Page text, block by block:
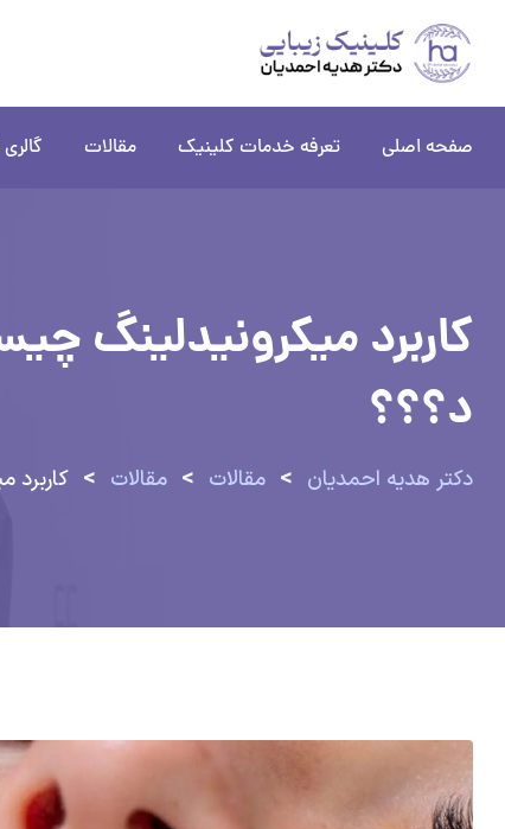
صفحه اصلی تعرفه خدمات کلینیک مقالات
کاربرد میکرونیدلینگ
د؟؟؟
دکتر هدیه احمدیان > مقالات > مقالات > کاربرد